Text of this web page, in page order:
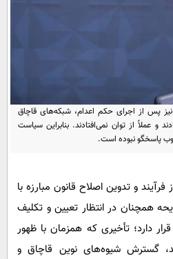
گوناگون
تصویری سلاح
سیاست
سرگرمی
گوناگون
حوادث
محیط زیست
ایران 2
ها و دیدنی ها
داستان کوتاه
پیامک
آشپزی
دانلود
نیز پس از اجرای حکم اعدام، شبکه‌های قاچاق
و عملاً از توان نمی‌افتادند. بنابراین سیاست
پاسخگو نبوده است.
سال از آغاز فرآیند و تدوین اصلاح قانون مبارزه با
همچنان در انتظار تعیین و تکلیف
دارد؛ تأخیری که همزمان با ظهور
گسترش شیوه‌های نوین قاچاق و